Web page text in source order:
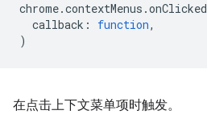
chrome.contextMenus .onClicked
callback : function,
)
在点击上下文菜单项时触发。